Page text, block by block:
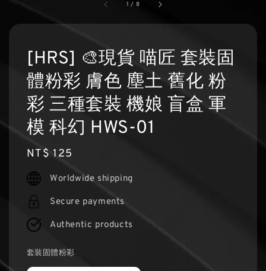
1 / 8
[HRS] 🎨現貨 喵匠 套裝固
體粉彩 膚色 塵土 舊化 粉
彩 三種套裝 機娘 盲盒 軍
模 科幻 HWS-01
Regular
price
NT$ 125
Worldwide shipping
Secure payments
Authentic products
套裝固體粉彩